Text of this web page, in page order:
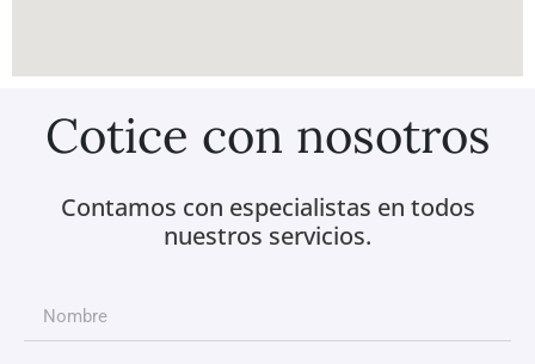
Cotice con nosotros
Contamos con especialistas en todos
nuestros servicios.